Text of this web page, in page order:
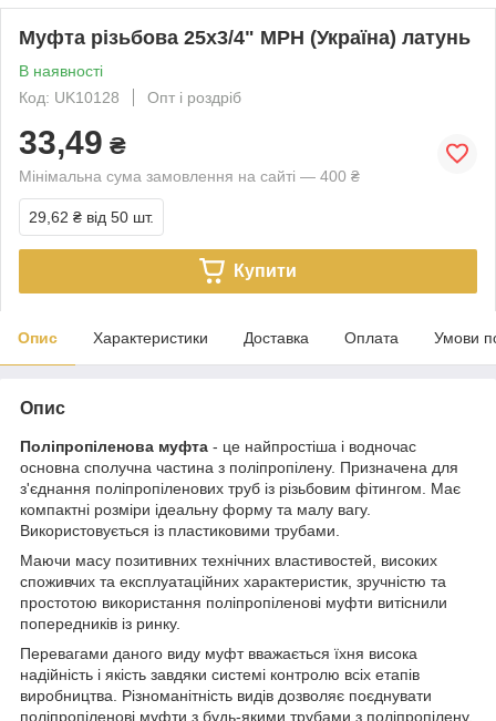
Муфта різьбова 25х3/4" МРН (Україна) латунь
В наявності
Код: UK10128
Опт і роздріб
33,49 ₴
Мінімальна сума замовлення на сайті — 400 ₴
29,62 ₴ від 50 шт.
Купити
Опис Характеристики Доставка Оплата Умови
Опис
Поліпропіленова муфта - це найпростіша і водночас
основна сполучна частина з поліпропілену. Призначена для
з'єднання поліпропіленових труб із різьбовим фітингом. Має
компактні розміри ідеальну форму та малу вагу.
Використовується із пластиковими трубами.
Маючи масу позитивних технічних властивостей, високих
споживчих та експлуатаційних характеристик, зручністю та
простотою використання поліпропіленові муфти витіснили
попередників із ринку.
Перевагами даного виду муфт вважається їхня висока
надійність і якість завдяки системі контролю всіх етапів
виробництва. Різноманітність видів дозволяє поєднувати
поліпропіленові муфти з будь-якими трубами з поліпропілену.